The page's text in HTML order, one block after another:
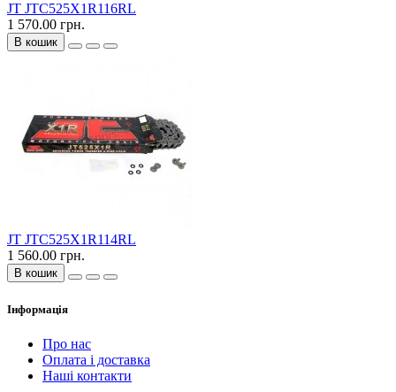
JT JTC525X1R116RL
1 570.00 грн.
В кошик
JT JTC525X1R114RL
1 560.00 грн.
В кошик
Інформація
Про нас
Оплата і доставка
Наші контакти